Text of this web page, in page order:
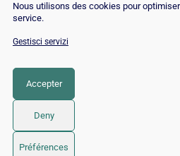
Nous utilisons des cookies pour
service.
Gestisci servizi
Accepter
Deny
Préférences
CATEGORIA
© 2026 Twaino